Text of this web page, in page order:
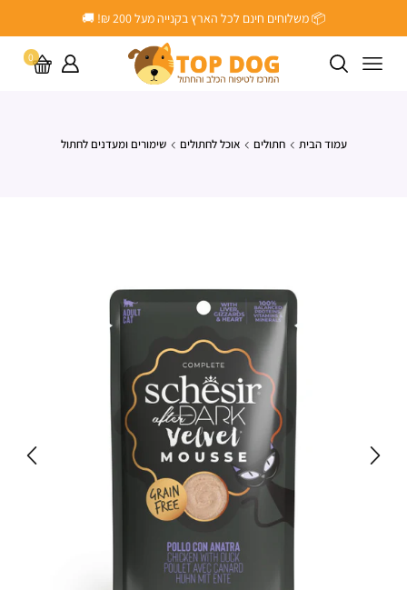
📦 משלוחים חינם לכל הארץ בקנייה מעל ‎200 ₪! 🚚
0
עמוד הבית חתולים אוכל לחתולים שימורים ומעדנים לחתול